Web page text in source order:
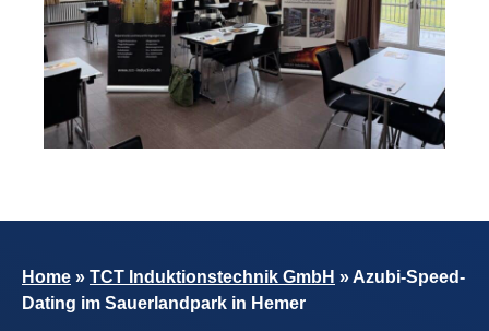
Home » TCT Induktionstechnik GmbH » Azubi-Speed-
Dating im Sauerlandpark in Hemer